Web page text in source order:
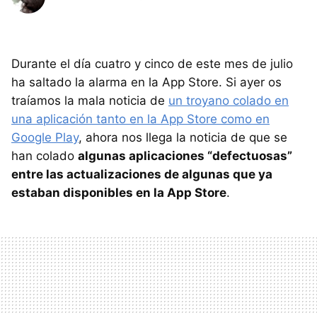
Durante el día cuatro y cinco de este mes de julio
ha saltado la alarma en la App Store. Si ayer os
traíamos la mala noticia de un troyano colado en
una aplicación tanto en la App Store como en
Google Play, ahora nos llega la noticia de que se
han colado algunas aplicaciones “defectuosas”
entre las actualizaciones de algunas que ya
estaban disponibles en la App Store.